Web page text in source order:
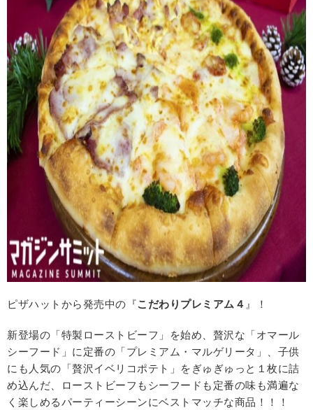
ピザハットから発売中の『こだわりプレミアム４ 』！
新登場の「特製ローストビーフ」を始め、贅沢な「オマール
シーフード」に定番の「プレミアム・マルゲリータ」、子供
にも人気の「贅沢イベリコポテト」をぎゅぎゅっと１枚に詰
め込んだ、ローストビーフもシーフードも定番の味も満遍な
く楽しめるパーティーシーンにベストマッチな商品！！！